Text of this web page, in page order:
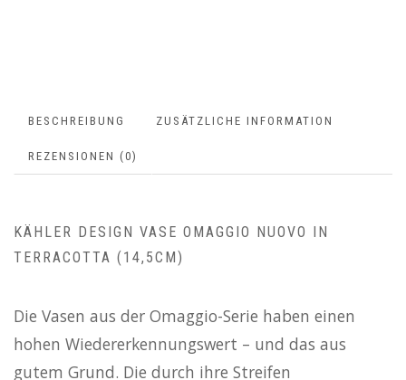
BESCHREIBUNG ZUSÄTZLICHE INFORMATION
REZENSIONEN (0)
KÄHLER DESIGN VASE OMAGGIO NUOVO IN
TERRACOTTA (14,5CM)
Die Vasen aus der Omaggio-Serie haben einen
hohen Wiedererkennungswert – und das aus
gutem Grund. Die durch ihre Streifen